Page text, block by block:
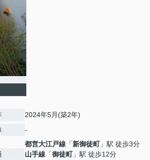
2024年5月(築2年)
-
都営大江戸線 「新御徒町」駅 徒歩3分
山手線 「御徒町」駅 徒歩12分